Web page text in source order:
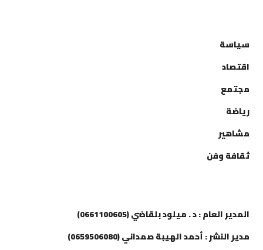
سياسة
اقتصاد
مجتمع
رياضة
مشاهير
ثقافة وفن
المدير العام : د . ميلود بلقاضي (0661100605)
مدير النشر : أحمد الهيبة صمداني (0659506080)